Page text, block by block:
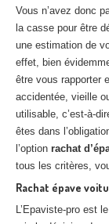
Vous n’avez donc
la casse pour être
une estimation de
effet, bien
être vous rapporter
accidentée, vieille
utilisable, c’est-à-
êtes dans
l’option rachat
tous les critères,
Rachat épave
L’Epaviste-pro est le